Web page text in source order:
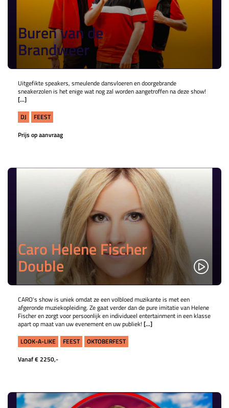
Buren van de
Brandweer
Uitgefikte speakers, smeulende dansvloeren en doorgebrande
sneakerzolen is het enige wat nog zal worden aangetroffen na deze show!
[...]
DJ
FEEST
Prijs op aanvraag
Caro Helene Fischer
Double
CARO's show is uniek omdat ze een volbloed muzikante is met een
afgeronde muziekopleiding. Ze gaat verder dan de pure imitatie van Helene
Fischer en zorgt voor persoonlijk en individueel entertainment in een klasse
apart op maat van uw evenement en uw publiek! [...]
LOOK-A-LIKE
FEEST
OKTOBERFEST
Vanaf € 2250,-